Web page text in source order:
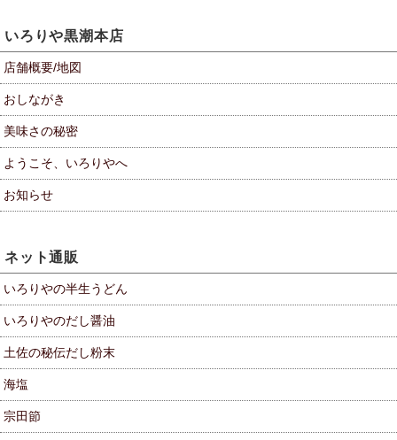
いろりや黒潮本店
店舗概要/地図
おしながき
美味さの秘密
ようこそ、いろりやへ
お知らせ
ネット通販
いろりやの半生うどん
いろりやのだし醤油
土佐の秘伝だし粉末
海塩
宗田節